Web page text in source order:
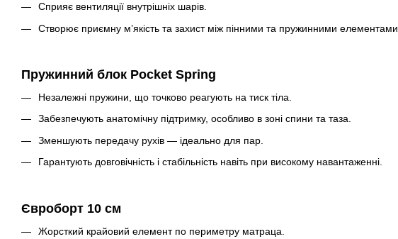
Сприяє вентиляції внутрішніх шарів.
Створює приємну м’якість та захист між пінними та пружинними елементами.
Пружинний блок Pocket Spring
Незалежні пружини, що точково реагують на тиск тіла.
Забезпечують анатомічну підтримку, особливо в зоні спини та таза.
Зменшують передачу рухів — ідеально для пар.
Гарантують довговічність і стабільність навіть при високому навантаженні.
Євроборт 10 см
Жорсткий крайовий елемент по периметру матраца.